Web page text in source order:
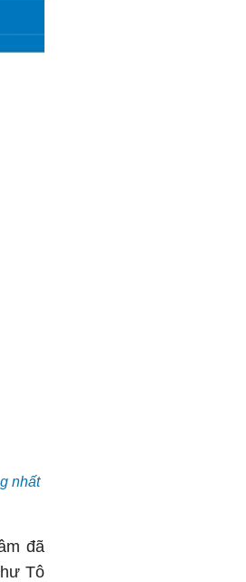
nhất
đã
Tô